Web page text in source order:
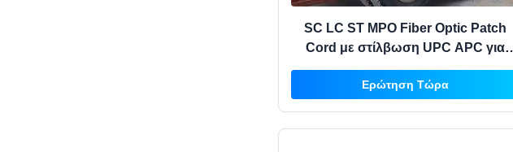
SC LC ST MPO Fiber Optic Patch
Cord με στίλβωση UPC APC για
καλώδιο οπτικής ίνας πολλαπλών
τρόπων OM1 OM2 OM3
Ερώτηση Τώρα